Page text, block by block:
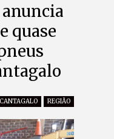
quase
CANTAGALO REGIÃO